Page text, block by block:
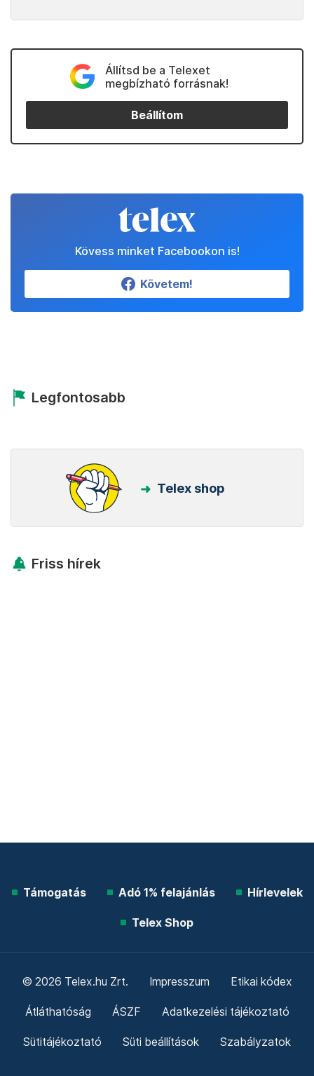
Állítsd be a Telexet
megbízható forrásnak!
Beállítom
Kövess minket Facebookon is!
Követem!
Legfontosabb
Telex shop
Friss hírek
Támogatás Adó 1% felajánlás Hírlevelek
Telex Shop
© 2026 Telex.hu Zrt. Impresszum Etikai kódex
Átláthatóság ÁSZF Adatkezelési tájékoztató
Sütitájékoztató Süti beállítások Szabályzatok